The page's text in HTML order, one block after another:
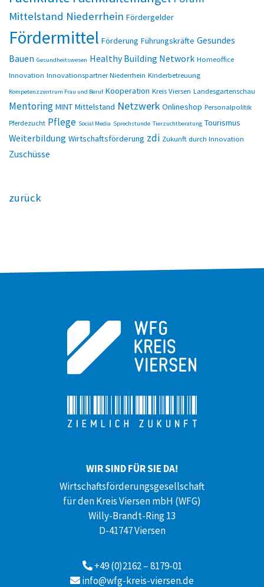
Mittelstand Niederrhein Fördergelder
Fördermittel Förderung Führungskräfte Gesundes
Bauen Gesundheitswesen Healthy Building Network Homeoffice
Innovation Innovationspartner Niederrhein Kinderbetreuung
Kompetenzzentrum Frau und Beruf Kooperation Kreis Viersen Landesgartenschau
Mentoring MINT Mittelstand Netzwerk Onlineshop Personalpolitik
Pferdezucht Pflege Social Media Sprechstunde Tierzuchtberatung Tourismus
Weiterbildung Wirtschaftsförderung zdi Zukunft durch Innovation
Zuschüsse
zurück
WIR SIND FÜR SIE DA!
Wirtschaftsförderungsgesellschaft
für den Kreis Viersen mbH (WFG)
Willy-Brandt-Ring 13
D-41747 Viersen
+49 (0)2162 – 8179-01
info@wfg-kreis-viersen.de